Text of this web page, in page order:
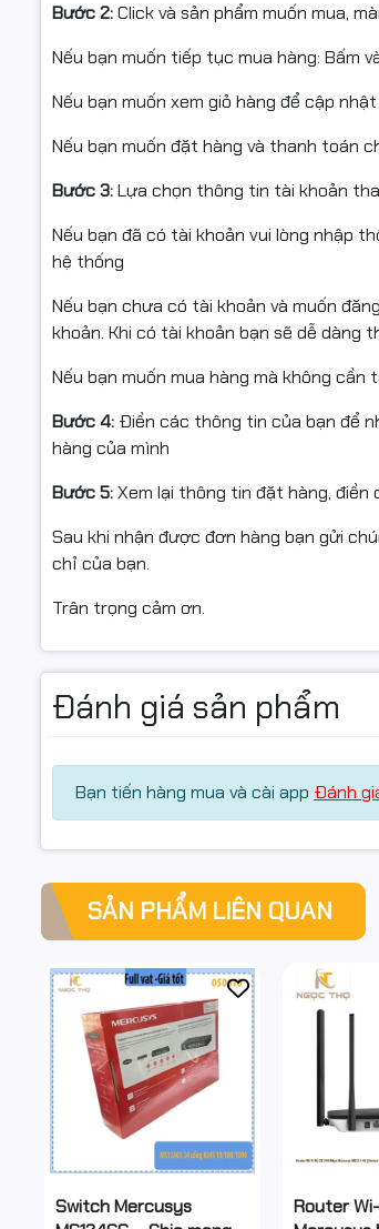
Bước 2:Click và sản phẩm muốn mua,
Nếu bạn muốn tiếp tục mua hàng: Bấm
Nếu bạn muốn xem giỏ hàng để cập
Nếu bạn muốn đặt hàng và thanh toán
Bước 3:Lựa chọn thông tin tài khoản
Nếu bạn đã có tài khoản vui lòng nhập
hệ thống
Nếu bạn chưa có tài khoản và muốn
khoản. Khi có tài khoản bạn sẽ dễ dàng
Nếu bạn muốn mua hàng mà không
Bước 4: Điền các thông tin của bạn để
hàng của mình
Bước 5:Xem lại thông tin đặt hàng, điền
Sau khi nhận được đơn hàng bạn gửi
chỉ của bạn.
Trân trọng cảm ơn.
Đánh giá sản phẩm
Bạn tiến hàng mua và cài app Đánh
SẢN PHẨM LIÊN QUAN
Switch Mercusys
Router